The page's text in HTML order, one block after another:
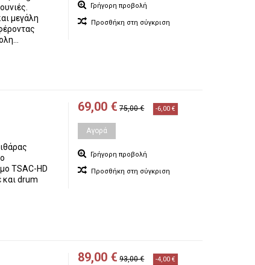
μεγάλη
Γρήγορη προβολή
Προσθήκη στη σύγκριση
TSAC-HD
drum
69,00 € 75,00 € -6,00 €
Αγορά
Γρήγορη προβολή
Προσθήκη στη σύγκριση
89,00 € 93,00 € -4,00 €